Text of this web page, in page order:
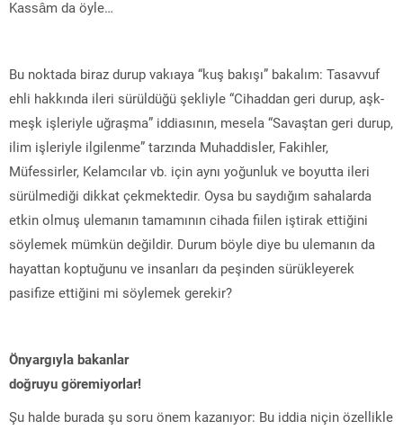
Kassâm da öyle…
Bu noktada biraz durup vakıaya “kuş bakışı” bakalım: Tasavvuf
ehli hakkında ileri sürüldüğü şekliyle “Cihaddan geri durup, aşk-
meşk işleriyle uğraşma” iddiasının, mesela “Savaştan geri durup,
ilim işleriyle ilgilenme” tarzında Muhaddisler, Fakihler,
Müfessirler, Kelamcılar vb. için aynı yoğunluk ve boyutta ileri
sürülmediği dikkat çekmektedir. Oysa bu saydığım sahalarda
etkin olmuş ulemanın tamamının cihada fiilen iştirak ettiğini
söylemek mümkün değildir. Durum böyle diye bu ulemanın da
hayattan koptuğunu ve insanları da peşinden sürükleyerek
pasifize ettiğini mi söylemek gerekir?
Önyargıyla bakanlar
doğruyu göremiyorlar!
Şu halde burada şu soru önem kazanıyor: Bu iddia niçin özellikle